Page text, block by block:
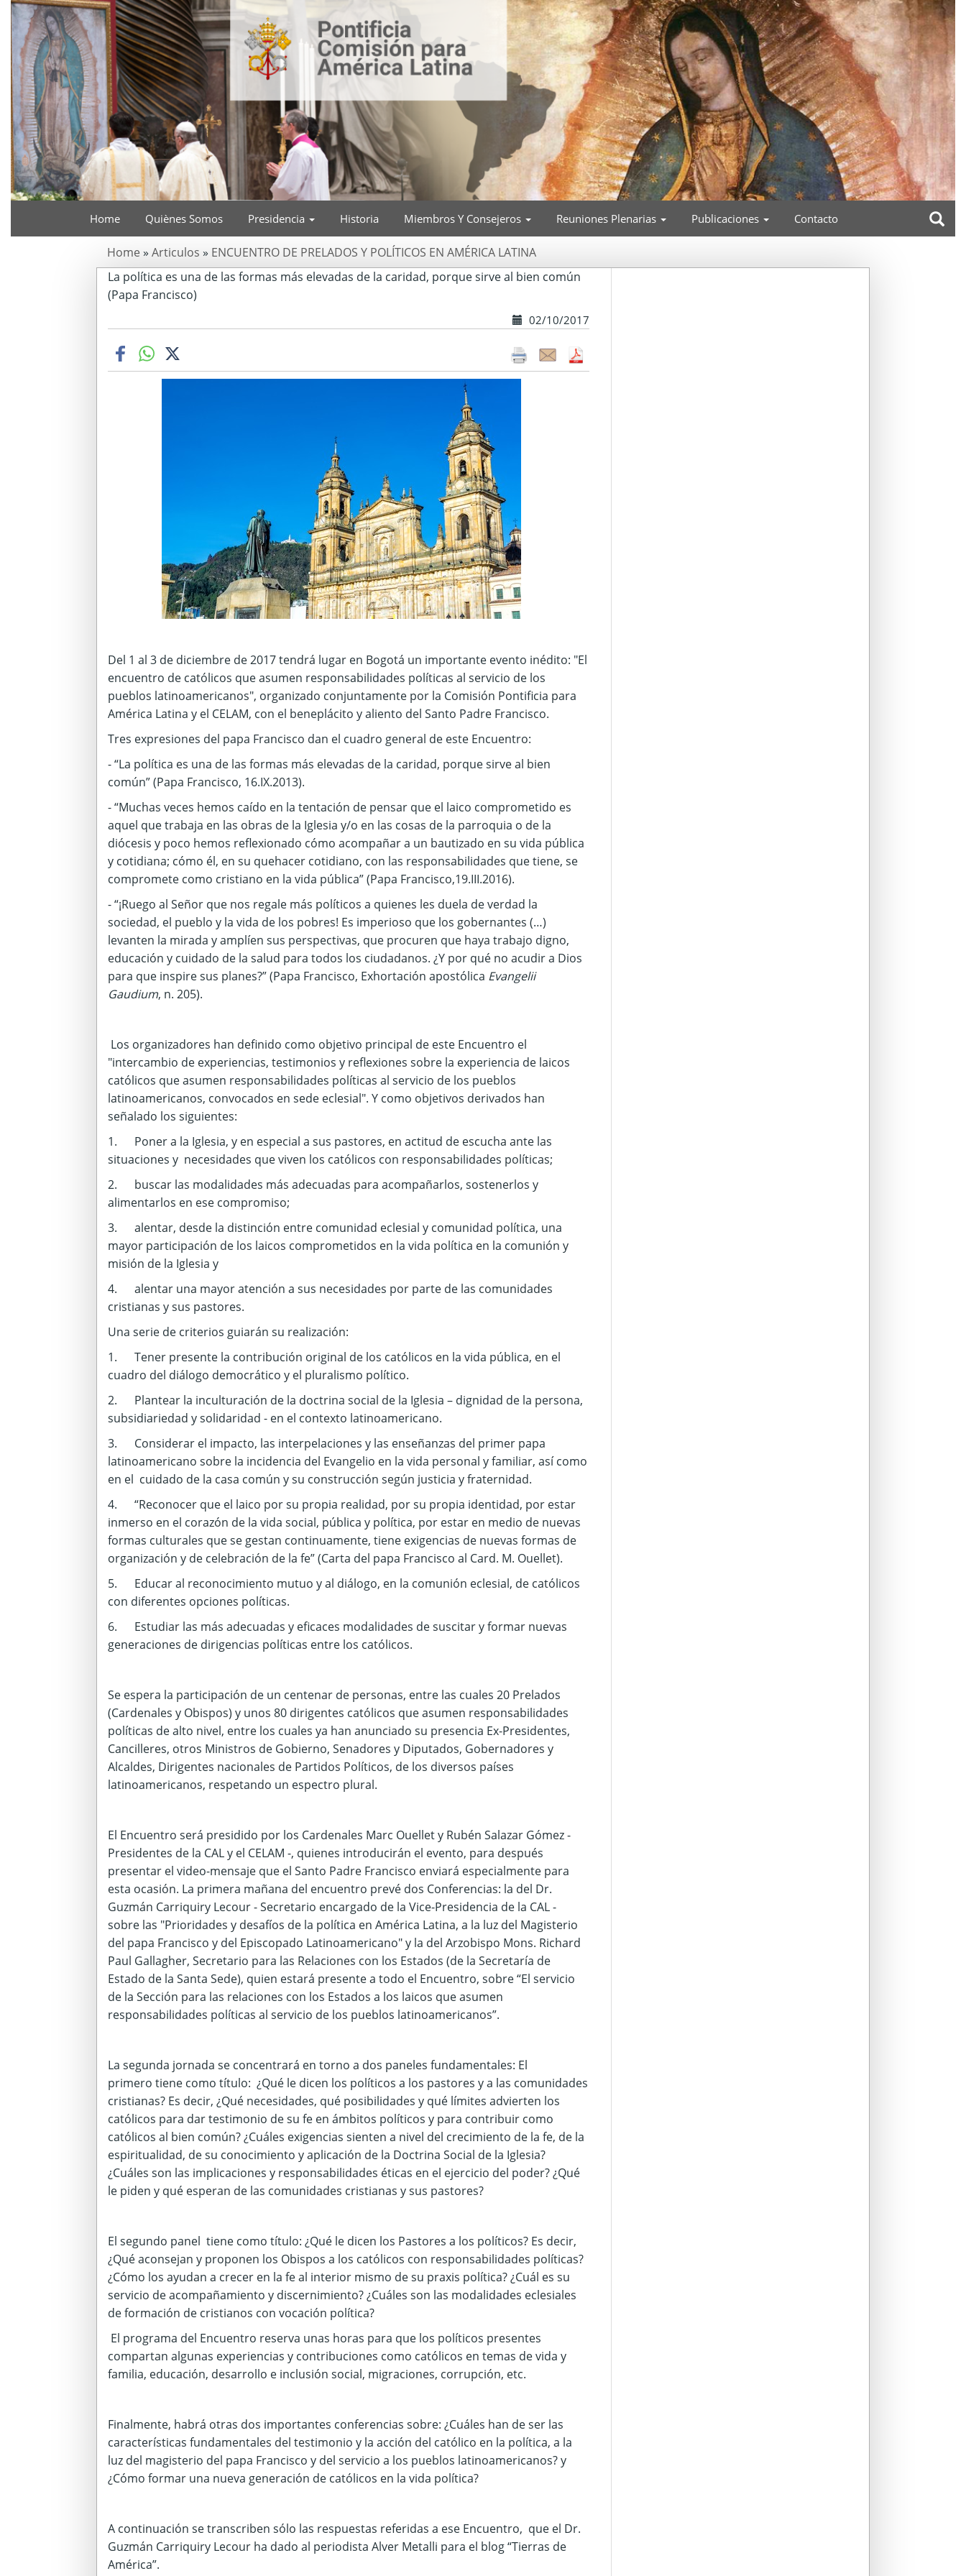
Home Quiènes Somos Presidencia Historia Miembros Y Consejeros Reuniones Plenarias Publicaciones Contacto
Home»Articulos » ENCUENTRO DE PRELADOS Y POLÍTICOS EN AMÉRICA LATINA
La política es una de las formas más elevadas de la caridad, porque sirve al bien común
(Papa Francisco)
02/10/2017
Del 1 al 3 de diciembre de 2017 tendrá lugar en Bogotá un importante evento inédito: "El
encuentro de católicos que asumen responsabilidades políticas al servicio de los
pueblos latinoamericanos", organizado conjuntamente por la Comisión Pontificia para
América Latina y el CELAM, con el beneplácito y aliento del Santo Padre Francisco.
Tres expresiones del papa Francisco dan el cuadro general de este Encuentro:
- “La política es una de las formas más elevadas de la caridad, porque sirve al bien
común” (Papa Francisco, 16.IX.2013).
- “Muchas veces hemos caído en la tentación de pensar que el laico comprometido es
aquel que trabaja en las obras de la Iglesia y/o en las cosas de la parroquia o de la
diócesis y poco hemos reflexionado cómo acompañar a un bautizado en su vida pública
y cotidiana; cómo él, en su quehacer cotidiano, con las responsabilidades que tiene, se
compromete como cristiano en la vida pública” (Papa Francisco,19.III.2016).
- “¡Ruego al Señor que nos regale más políticos a quienes les duela de verdad la
sociedad, el pueblo y la vida de los pobres! Es imperioso que los gobernantes (…)
levanten la mirada y amplíen sus perspectivas, que procuren que haya trabajo digno,
educación y cuidado de la salud para todos los ciudadanos. ¿Y por qué no acudir a Dios
para que inspire sus planes?” (Papa Francisco, Exhortación apostólica Evangelii
Gaudium, n. 205).
Los organizadores han definido como objetivo principal de este Encuentro el
"intercambio de experiencias, testimonios y reflexiones sobre la experiencia de laicos
católicos que asumen responsabilidades políticas al servicio de los pueblos
latinoamericanos, convocados en sede eclesial". Y como objetivos derivados han
señalado los siguientes:
1. Poner a la Iglesia, y en especial a sus pastores, en actitud de escucha ante las
situaciones y necesidades que viven los católicos con responsabilidades políticas;
2. buscar las modalidades más adecuadas para acompañarlos, sostenerlos y
alimentarlos en ese compromiso;
3. alentar, desde la distinción entre comunidad eclesial y comunidad política, una
mayor participación de los laicos comprometidos en la vida política en la comunión y
misión de la Iglesia y
4. alentar una mayor atención a sus necesidades por parte de las comunidades
cristianas y sus pastores.
Una serie de criterios guiarán su realización:
1. Tener presente la contribución original de los católicos en la vida pública, en el
cuadro del diálogo democrático y el pluralismo político.
2. Plantear la inculturación de la doctrina social de la Iglesia – dignidad de la persona,
subsidiariedad y solidaridad - en el contexto latinoamericano.
3. Considerar el impacto, las interpelaciones y las enseñanzas del primer papa
latinoamericano sobre la incidencia del Evangelio en la vida personal y familiar, así como
en el cuidado de la casa común y su construcción según justicia y fraternidad.
4. “Reconocer que el laico por su propia realidad, por su propia identidad, por estar
inmerso en el corazón de la vida social, pública y política, por estar en medio de nuevas
formas culturales que se gestan continuamente, tiene exigencias de nuevas formas de
organización y de celebración de la fe” (Carta del papa Francisco al Card. M. Ouellet).
5. Educar al reconocimiento mutuo y al diálogo, en la comunión eclesial, de católicos
con diferentes opciones políticas.
6. Estudiar las más adecuadas y eficaces modalidades de suscitar y formar nuevas
generaciones de dirigencias políticas entre los católicos.
Se espera la participación de un centenar de personas, entre las cuales 20 Prelados
(Cardenales y Obispos) y unos 80 dirigentes católicos que asumen responsabilidades
políticas de alto nivel, entre los cuales ya han anunciado su presencia Ex-Presidentes,
Cancilleres, otros Ministros de Gobierno, Senadores y Diputados, Gobernadores y
Alcaldes, Dirigentes nacionales de Partidos Políticos, de los diversos países
latinoamericanos, respetando un espectro plural.
El Encuentro será presidido por los Cardenales Marc Ouellet y Rubén Salazar Gómez -
Presidentes de la CAL y el CELAM -, quienes introducirán el evento, para después
presentar el video-mensaje que el Santo Padre Francisco enviará especialmente para
esta ocasión. La primera mañana del encuentro prevé dos Conferencias: la del Dr.
Guzmán Carriquiry Lecour - Secretario encargado de la Vice-Presidencia de la CAL -
sobre las "Prioridades y desafíos de la política en América Latina, a la luz del Magisterio
del papa Francisco y del Episcopado Latinoamericano" y la del Arzobispo Mons. Richard
Paul Gallagher, Secretario para las Relaciones con los Estados (de la Secretaría de
Estado de la Santa Sede), quien estará presente a todo el Encuentro, sobre “El servicio
de la Sección para las relaciones con los Estados a los laicos que asumen
responsabilidades políticas al servicio de los pueblos latinoamericanos”.
La segunda jornada se concentrará en torno a dos paneles fundamentales: El
primero tiene como título: ¿Qué le dicen los políticos a los pastores y a las comunidades
cristianas? Es decir, ¿Qué necesidades, qué posibilidades y qué límites advierten los
católicos para dar testimonio de su fe en ámbitos políticos y para contribuir como
católicos al bien común? ¿Cuáles exigencias sienten a nivel del crecimiento de la fe, de la
espiritualidad, de su conocimiento y aplicación de la Doctrina Social de la Iglesia?
¿Cuáles son las implicaciones y responsabilidades éticas en el ejercicio del poder? ¿Qué
le piden y qué esperan de las comunidades cristianas y sus pastores?
El segundo panel tiene como título: ¿Qué le dicen los Pastores a los políticos? Es decir,
¿Qué aconsejan y proponen los Obispos a los católicos con responsabilidades políticas?
¿Cómo los ayudan a crecer en la fe al interior mismo de su praxis política? ¿Cuál es su
servicio de acompañamiento y discernimiento? ¿Cuáles son las modalidades eclesiales
de formación de cristianos con vocación política?
El programa del Encuentro reserva unas horas para que los políticos presentes
compartan algunas experiencias y contribuciones como católicos en temas de vida y
familia, educación, desarrollo e inclusión social, migraciones, corrupción, etc.
Finalmente, habrá otras dos importantes conferencias sobre: ¿Cuáles han de ser las
características fundamentales del testimonio y la acción del católico en la política, a la
luz del magisterio del papa Francisco y del servicio a los pueblos latinoamericanos? y
¿Cómo formar una nueva generación de católicos en la vida política?
A continuación se transcriben sólo las respuestas referidas a ese Encuentro, que el Dr.
Guzmán Carriquiry Lecour ha dado al periodista Alver Metalli para el blog “Tierras de
América”.